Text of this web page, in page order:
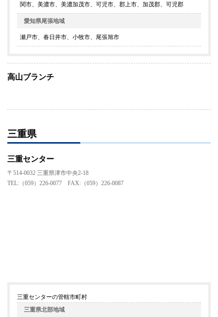
関市、美濃市、美濃加茂市、可児市、郡上市、加茂郡、可児郡
愛知県尾張地域
瀬戸市、春日井市、小牧市、尾張旭市
高山ブランチ
三重県
三重センター
〒514-0032 三重県津市中央2-18
TEL:（059）226-0077 FAX:（059）226-0087
三重センターの管轄市町村
三重県北部地域